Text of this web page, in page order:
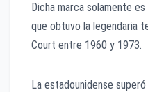
Dicha marca solamente
que obtuvo la legendaria
Court entre 1960 y 1973.
La estadounidense